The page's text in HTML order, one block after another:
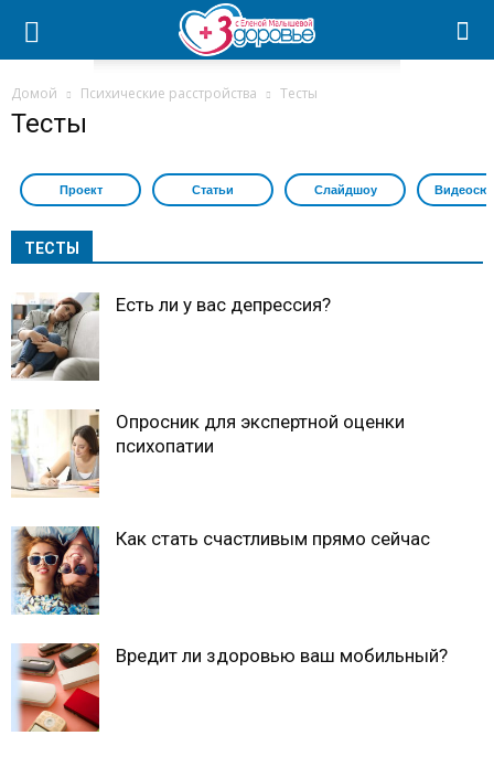
Домой Психические расстройства Тесты
Тесты
Проект Статьи Слайдшоу
ТЕСТЫ
Есть ли у вас депрессия?
Опросник для экспертной оценки
психопатии
Как стать счастливым прямо сейчас
Вредит ли здоровью ваш мобильный?